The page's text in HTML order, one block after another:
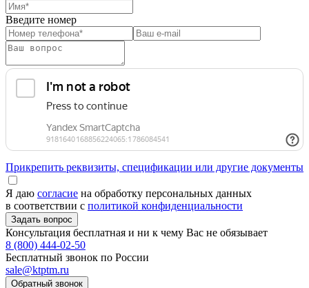
Введите номер
Прикрепить реквизиты, спецификации или другие документы
Я даю согласие на обработку персональных данных
в соответствии с политикой конфиденциальности
Консультация бесплатная и ни к чему Вас не обязывает
8 (800) 444-02-50
Бесплатный звонок по России
sale@ktptm.ru